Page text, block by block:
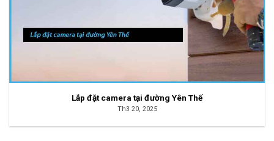
Lắp đặt camera tại đường Yên Thế
Th3 20, 2025